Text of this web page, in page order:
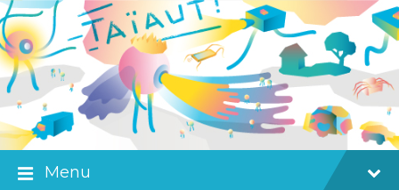
Skip
to
content
Skip
to
main
navigation
Skip
to
footer
Menu